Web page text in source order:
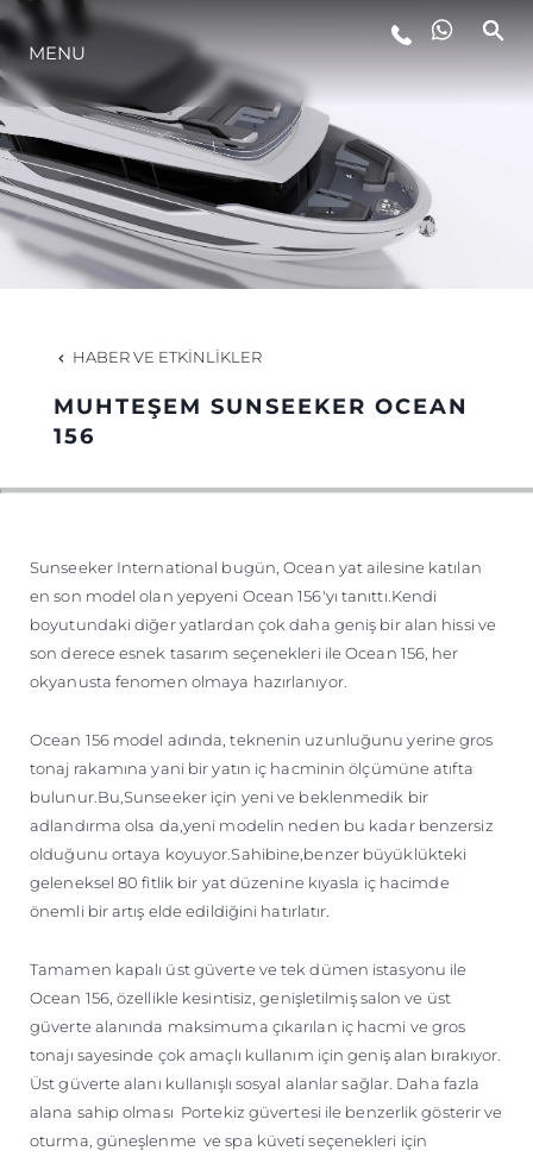
YAŞAM ŞEKLİ
YENILIK
ŞİRKET
MİRAS
TEKNENIZIN PIYASA DEĞERINI
MENU
HABER VE ETKINLIKLER
MUHTEŞEM SUNSEEKER OCEAN
156
Sunseeker International bugün, Ocean yat ailesine katılan
en son model olan yepyeni Ocean 156'yı tanıttı.Kendi
boyutundaki diğer yatlardan çok daha geniş bir alan hissi ve
son derece esnek tasarım seçenekleri ile Ocean 156, her
okyanusta fenomen olmaya hazırlanıyor.
Ocean 156 model adında, teknenin uzunluğunu yerine gros
tonaj rakamına yani bir yatın iç hacminin ölçümüne atıfta
bulunur.Bu,Sunseeker için yeni ve beklenmedik bir
adlandırma olsa da,yeni modelin neden bu kadar benzersiz
olduğunu ortaya koyuyor.Sahibine,benzer büyüklükteki
geleneksel 80 fitlik bir yat düzenine kıyasla iç hacimde
önemli bir artış elde edildiğini hatırlatır.
Tamamen kapalı üst güverte ve tek dümen istasyonu ile
Ocean 156, özellikle kesintisiz, genişletilmiş salon ve üst
güverte alanında maksimuma çıkarılan iç hacmi ve gros
tonajı sayesinde çok amaçlı kullanım için geniş alan bırakıyor.
Üst güverte alanı kullanışlı sosyal alanlar sağlar. Daha fazla
alana sahip olması Portekiz güvertesi ile benzerlik gösterir ve
oturma, güneşlenme ve spa küveti seçenekleri için